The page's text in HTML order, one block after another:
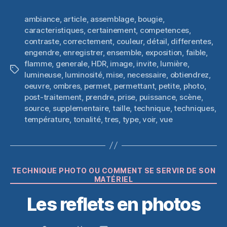
Étiquettes
ambiance, article, assemblage, bougie,
caracteristiques, certainement, competences
contraste, correctement couleur, détail differentes,
engendre, enregistrer, ensemble exposition faible
flamme, generale, HDR, image, invite, lumière,
lumineuse, luminosité, mise necessaire obtiendrez
oeuvre, ombres, permet, permettant, petite, photo,
post-traitement prendre, prise puissance, scène,
source, supplementaire, taille, technique,techniques,
température tonalité,tres type,voir, vue
Catégories
TECHNIQUE PHOTO OU COMMENT SE SERVIR DE SON
MATÉRIEL
Les reflets en photos